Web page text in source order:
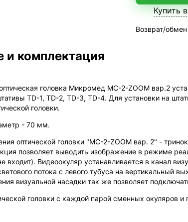
Купить
Возврат/
и комплектация
головка Микромед МС-2-ZOOM вар.2
TD-1, TD-2, TD-3, TD-4. Для установки на
головки.
- 70 мм.
оптической головки "МС-2-ZOOM вар. 2" -
позволяет выводить изображение в режиме
входит). Видеоокуляр устанавливается в канал
потока с левого тубуса на вертикальный
визуальной насадки так же позволяет
головки с каждой парой сменных окуляров